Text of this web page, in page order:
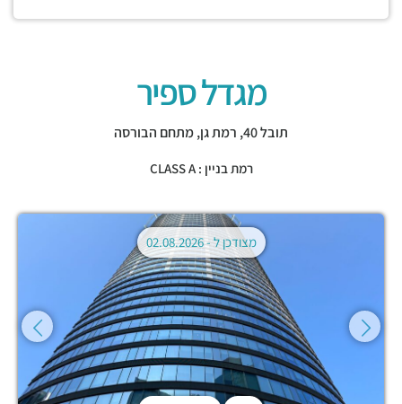
מגדל ספיר
תובל 40, רמת גן,מתחם הבורסה
רמת בניין : CLASS A
מצודכן ל -02.08.2026